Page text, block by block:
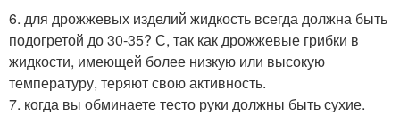
6. для дрожжевых изделий жидкость всегда должна быть
подогретой до 30-35? С, так как дрожжевые грибки в
жидкости, имеющей более низкую или высокую
температуру, теряют свою активность.
7. когда вы обминаете тесто руки должны быть сухие.